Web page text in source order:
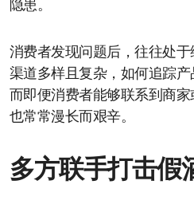
隐患。
消费者发现问题后，往往处
渠道多样且复杂，如何追踪产
而即便消费者能够联系到商
也常常漫长而艰辛。
多方联手打击假